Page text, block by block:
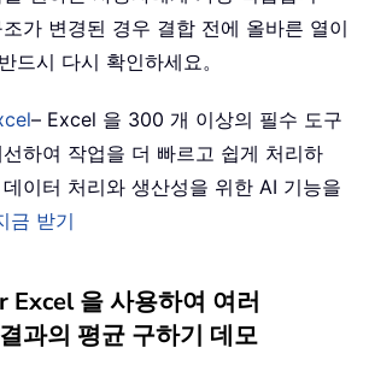
가 변경된 경우 결합 전에 올바른 열이
드시 다시 확인하세요。
– Excel 을 300 개 이상의 필수 도구
하여 작업을 더 빠르고 쉽게 처리하
이터 처리와 생산성을 위한 AI 기능을
금 받기
을 사용하여 여러
과의 평균 구하기 데모